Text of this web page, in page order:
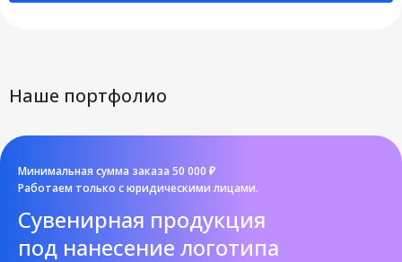
Наше портфолио
Минимальная сумма заказа 50 000 ₽
Работаем только с юридическими лицами.
Cувенирная продукция
под нанесение логотипа